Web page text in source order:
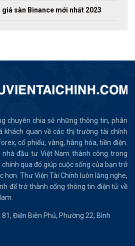
giá sàn Binance mới nhất 2023
chuyên chia sẻ những thông tin, phân
khách quan về các thị trường tài chính
cổ phiếu, vàng, hàng hóa, tiền điện.
đầu tư Việt Nam thành công trong
qua đó giúp cuộc sống của bạn trở
hơn. Thư Viện Tài Chính luôn lắng nghe,
để trở thành cổng thông tin điện tử về
Điện Biên Phủ, Phường 22, Bình